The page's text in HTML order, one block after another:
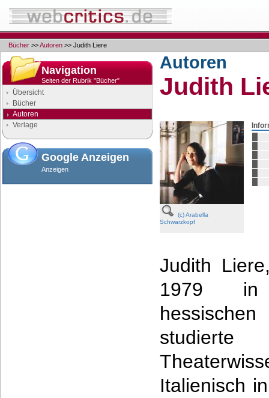
Bücher >>Autoren >> Judith Liere
Navigation
Seiten der Rubrik "Bücher"
Übersicht
Bücher
Autoren
Verlage
Google Anzeigen
Anzeigen
Autoren
Judith
(c) Arabella
Schwarzkopf
Judith
1979 in
Italienisch